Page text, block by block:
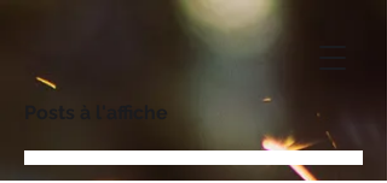
Posts à l'affiche